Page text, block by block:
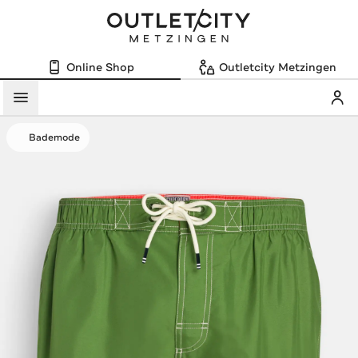
Online Shop Outletcity Metzingen
Menü
Bademode